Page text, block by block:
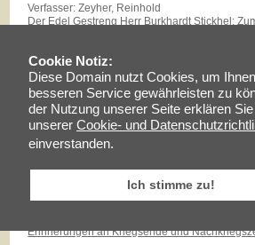
Cookie Notiz:
Diese Domain nutzt Cookies, um
besseren Service gewährleisten zu
der Nutzung unserer Seite erklären
unserer Cookie- und
einverstanden.
Ich stimme zu!
Verfasser: Zeyher, Reinhold
Der Edel Gestreng Herr Burkhardt Stickhel:
Verfasser: Zollmann, Günther
Massenarmut und landwirtschaftliche Reformen
Band:12 Jahr:1996
Verfasser: Milz, Thomas
Götz E.Hübner - ein experimenteller
Band:12
Band:12 Jahr:1996
Erinnerungen an Kriegsende und